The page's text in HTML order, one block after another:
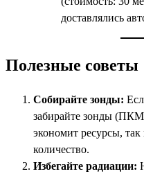
доставлялись
Полезные советы
Собирайте зонды:
забирайте зонды
экономит ресурсы,
количество.
Избегайте радиации: